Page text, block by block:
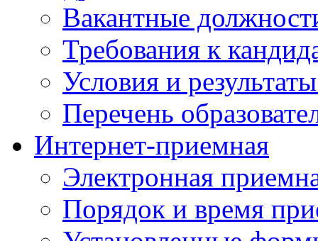
Вакантные
Требования к
Условия и
Перечень
Интернет-приемная
Электронная
Порядок и время